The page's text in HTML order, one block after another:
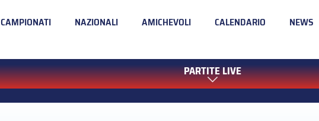
CAMPIONATI NAZIONALI AMICHEVOLI CALENDARIO NEWS
PARTITE LIVE